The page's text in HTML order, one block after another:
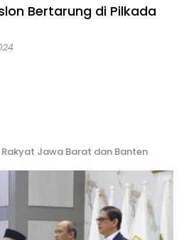
Bertarung di Pilkada
Jawa Barat dan Banten